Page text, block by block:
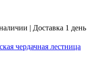
| Доставка 1 день
чердачная лестница